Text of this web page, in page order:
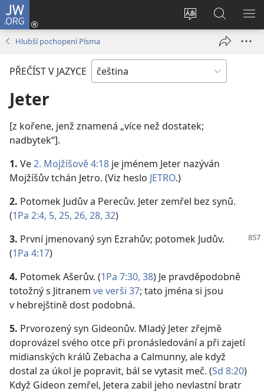
JW.ORG
Změnit
stránek
Přihlásit
se
okno)
Hledat
na
JW.ORG
Hlubší pochopení Písma
PŘEČÍST V JAZYCE
Jeter
[z kořene, jenž znamená „více než dostatek;
nadbytek“].
1. Ve2. Mojžíšově 4:18 je jménem Jeter nazýván
Mojžíšův tchán Jetro. (Viz heslo JETRO.)
2. Potomek Judův a Perecův. Jeter zemřel bez synů.
(1Pa 2:4, 5, 25, 26, 28, 32)
3. První jmenovaný syn Ezrahův; potomek Judův.
(1Pa 4:17)
4. Potomek Ašerův. (1Pa 7:30, 38) Je pravděpodobně
totožný s Jitranem ve verši 37; tato jména si jsou
v hebrejštině dost podobná.
5. Prvorozený syn Gideonův. Mladý Jeter zřejmě
doprovázel svého otce při pronásledování a při zajetí
midianských králů Zebacha a Calmunny, ale když
dostal za úkol je popravit, bál se vytasit meč. (Sd 8:20)
Když Gideon zemřel, Jetera zabil jeho nevlastní bratr